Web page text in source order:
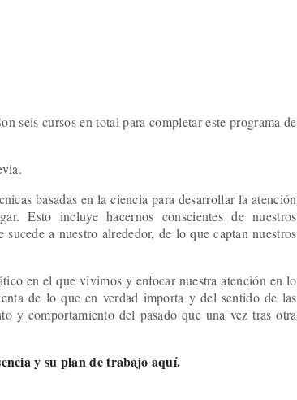
seis cursos en total para completar este programa de
basadas en la ciencia para desarrollar la atención
Esto incluye hacernos conscientes de nuestros
a nuestro alrededor, de lo que captan nuestros
en el que vivimos y enfocar nuestra atención en lo
de lo que en verdad importa y del sentido de las
y comportamiento del pasado que una vez tras otra
y su plan de trabajo aquí.